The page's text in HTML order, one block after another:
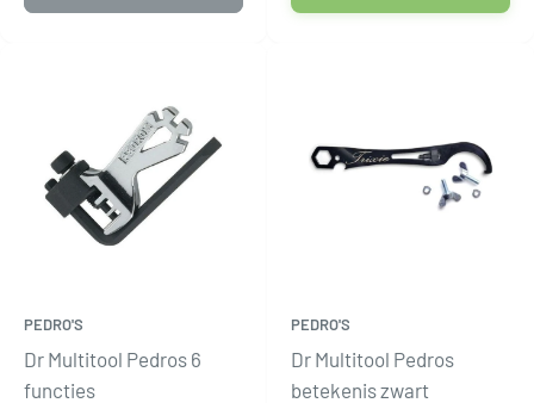
PEDRO'S
Dr Multitool Pedros 6
functies
PEDRO'S
Dr Multitool Pedros
betekenis zwart